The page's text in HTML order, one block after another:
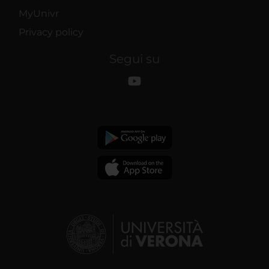
MyUnivr
Privacy policy
Segui su